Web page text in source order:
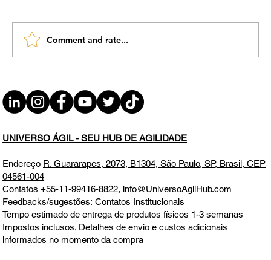
Jurídicas - Como superar problemas em
Departamentos Jurídicos QUI 02.10.25
Comment and rate...
UNIVERSO ÁGIL - SEU HUB DE AGILIDADE
Endereço R. Guararapes, 2073, B1304, São Paulo, SP, Brasil, CEP
04561-004
Contatos+55-11-99416-8822, info@UniversoAgilHub.com
Feedbacks/sugestões:Contatos Institucionais
Tempo estimado de entrega de produtos físicos 1-3 semanas
Impostos inclusos. Detalhes de envio e custos adicionais
informados no momento da compra